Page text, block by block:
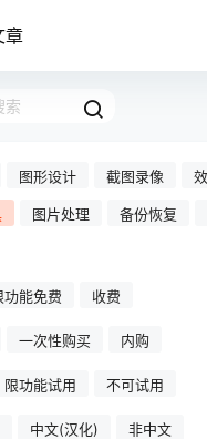
章
图形设计 截图录像
图片处理 备份恢复
功能免费 收费
一次性购买 内购
限功能试用 不可试用
中文(汉化) 非中文